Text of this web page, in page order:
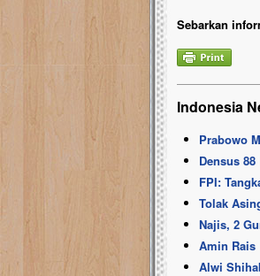
Sebarkan
Indonesia
Prabowo
Densus
FPI:
Tolak
Najis, 2
Amin Rais
Alwi